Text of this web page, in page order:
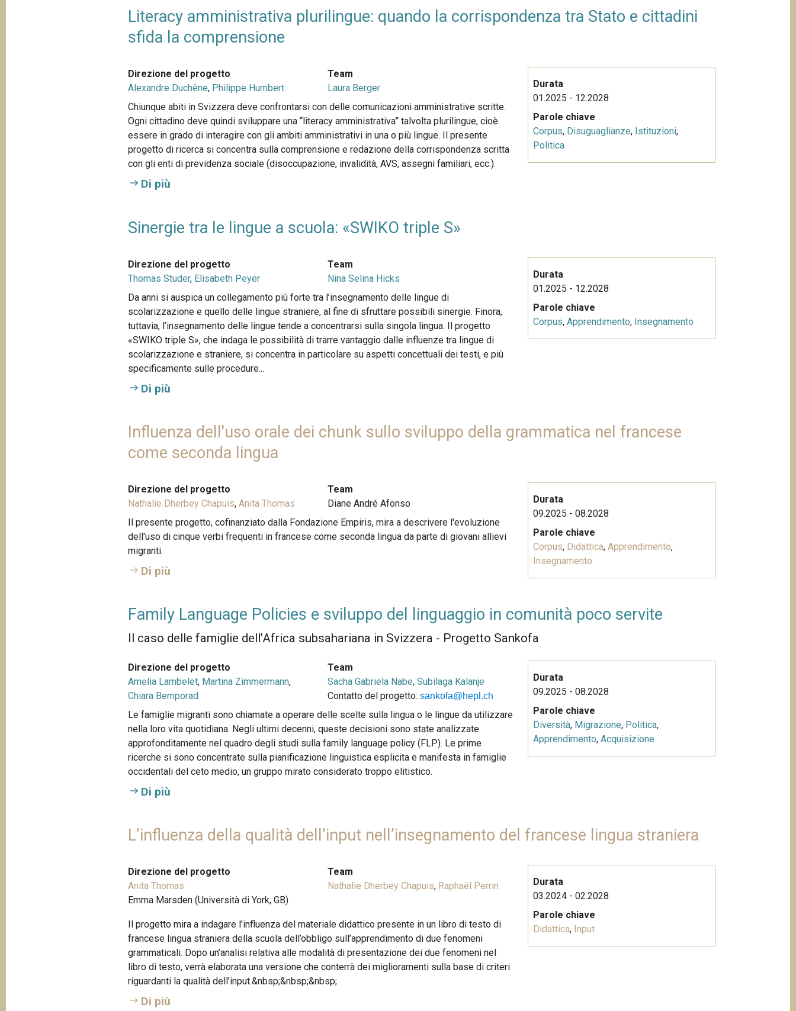
Literacy amministrativa plurilingue: quando la corrispondenza tra Stato e cittadini
sfida la comprensione
Direzione del progetto
Alexandre Duchêne, Philippe Humbert
Team
Laura Berger
Chiunque abiti in Svizzera deve confrontarsi con delle comunicazioni amministrative scritte.
Ogni cittadino deve quindi sviluppare una “literacy amministrativa” talvolta plurilingue, cioè
essere in grado di interagire con gli ambiti amministrativi in ​​una o più lingue. Il presente
progetto di ricerca si concentra sulla comprensione e redazione della corrispondenza scritta
con gli enti di previdenza sociale (disoccupazione, invalidità, AVS, assegni familiari, ecc.).
Di più
Durata
01.2025 - 12.2028
Parole chiave
Corpus, Disuguaglianze, Istituzioni,
Politica
Sinergie tra le lingue a scuola: «SWIKO triple S»
Direzione del progetto
Thomas Studer, Elisabeth Peyer
Team
Nina Selina Hicks
Da anni si auspica un collegamento più forte tra l’insegnamento delle lingue di
scolarizzazione e quello delle lingue straniere, al fine di sfruttare possibili sinergie. Finora,
tuttavia, l’insegnamento delle lingue tende a concentrarsi sulla singola lingua. Il progetto
«SWIKO triple S», che indaga le possibilità di trarre vantaggio dalle influenze tra lingue di
scolarizzazione e straniere, si concentra in particolare su aspetti concettuali dei testi, e più
specificamente sulle procedure...
Di più
Durata
01.2025 - 12.2028
Parole chiave
Corpus, Apprendimento, Insegnamento
Influenza dell'uso orale dei chunk sullo sviluppo della grammatica nel francese
come seconda lingua
Direzione del progetto
Nathalie Dherbey Chapuis,Anita Thomas
Team
Diane André Afonso
Il presente progetto, cofinanziato dalla Fondazione Empiris, mira a descrivere l'evoluzione
dell'uso di cinque verbi frequenti in francese come seconda lingua da parte di giovani allievi
migranti.
Di più
Durata
09.2025 - 08.2028
Parole chiave
Corpus, Didattica, Apprendimento,
Insegnamento
Family Language Policies e sviluppo del linguaggio in comunità poco servite
Il caso delle famiglie dell’Africa subsahariana in Svizzera - Progetto Sankofa
Direzione del progetto
Amelia Lambelet, Martina Zimmermann,
Chiara Bemporad
Team
Sacha Gabriela Nabe,Subilaga Kalanje
Contatto del progetto:sankofa@hepl.ch
Le famiglie migranti sono chiamate a operare delle scelte sulla lingua o le lingue da utilizzare
nella loro vita quotidiana. Negli ultimi decenni, queste decisioni sono state analizzate
approfonditamente nel quadro degli studi sulla family language policy (FLP). Le prime
ricerche si sono concentrate sulla pianificazione linguistica esplicita e manifesta in famiglie
occidentali del ceto medio, un gruppo mirato considerato troppo elitistico.
Di più
Durata
09.2025 - 08.2028
Parole chiave
Diversità, Migrazione, Politica,
Apprendimento, Acquisizione
L’influenza della qualità dell’input nell’insegnamento del francese lingua straniera
Direzione del progetto
Anita Thomas
Emma Marsden (Università di York, GB)
Team
Nathalie Dherbey Chapuis, Raphaël Perrin
Il progetto mira a indagare l’influenza del materiale didattico presente in un libro di testo di
francese lingua straniera della scuola dell’obbligo sull’apprendimento di due fenomeni
grammaticali. Dopo un’analisi relativa alle modalità di presentazione dei due fenomeni nel
libro di testo, verrà elaborata una versione che conterrà dei miglioramenti sulla base di criteri
riguardanti la qualità dell’input.&nbsp;&nbsp;&nbsp;
Di più
Durata
03.2024 - 02.2028
Parole chiave
Didattica, Input